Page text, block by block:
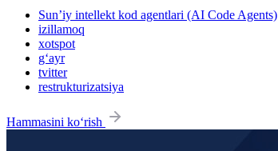
Sun’iy intellekt kod agentlari (AI Code Agents)
izillamoq
xotspot
g‘ayr
tvitter
restrukturizatsiya
Hammasini ko‘rish